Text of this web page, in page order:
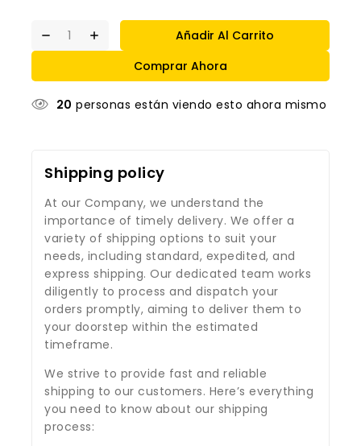
Añadir Al Carrito
Comprar Ahora
20 personas están viendo esto ahora mismo
Shipping policy
At our Company, we understand the
importance of timely delivery. We offer a
variety of shipping options to suit your
needs, including standard, expedited, and
express shipping. Our dedicated team works
diligently to process and dispatch your
orders promptly, aiming to deliver them to
your doorstep within the estimated
timeframe.
We strive to provide fast and reliable
shipping to our customers. Here’s everything
you need to know about our shipping
process: